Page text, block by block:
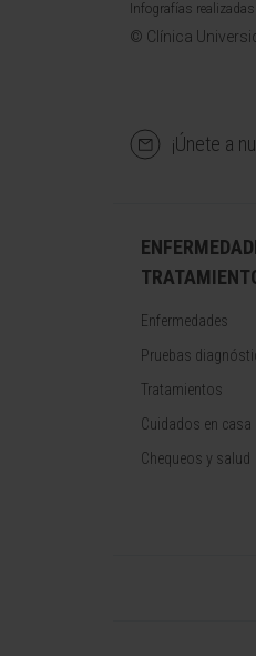
Infografías
© Clínica
¡Únete a
Enfermedades
Pruebas
Tratamientos
Cuidados en casa
Chequeos y salud